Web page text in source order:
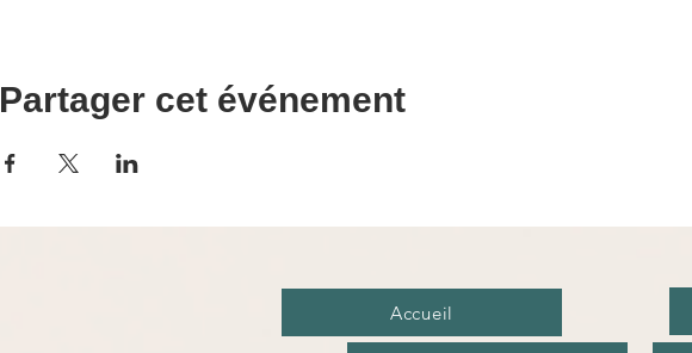
Partager cet événement
Accueil